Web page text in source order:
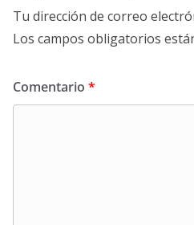
Tu dirección de correo
Los campos obligatorios
Comentario *